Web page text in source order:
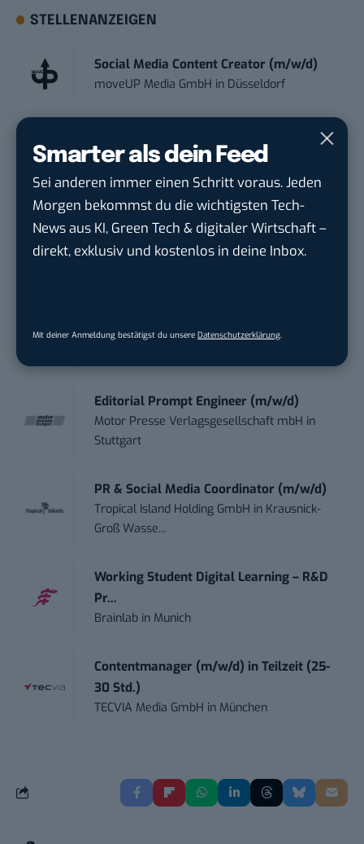
Smarter als dein Feed
Sei anderen immer einen Schritt voraus. Jeden
Morgen bekommst du die wichtigsten Tech-
News aus KI, Green Tech & digitaler Wirtschaft –
direkt, exklusiv und kostenlos in deine Inbox.
Mit deiner Anmeldung bestätigst du unsere Datenschutzerklärung.
STELLENANZEIGEN
Social Media Content Creator (m/w/d)
moveUP Media GmbH in Düsseldorf
touristische...
trendtours Holding GmbH Eschborn
Marketing Manager Social Media and
Content (m...
Webkommunikation...
Editorial Prompt Engineer (m/w/d)
Motor Presse Verlagsgesellschaft mbH in
Stuttgart
PR & Social Media Coordinator (m/w/d)
Tropical Island Holding GmbH in Krausnick-
Groß Wasse...
Working Student Digital Learning – R&D
Pr...
Brainlab in Munich
Contentmanager (m/w/d) in Teilzeit (25-
30 Std.)
TECVIA Media GmbH in München